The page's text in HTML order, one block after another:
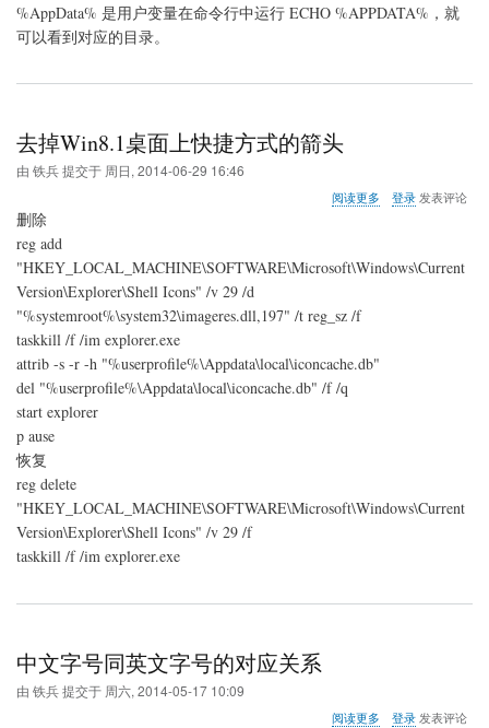
%AppData% 是用户变量在命令行中运行 ECHO %APPDATA%，就
可以看到对应的目录。
去掉Win8.1桌面上快捷方式的箭头
由 铁兵提交于 周日, 2014-06-29 16:46
阅读更多
Win8.1
登录发表评论
删除
reg add
"HKEY_LOCAL_MACHINE\SOFTWARE\Microsoft\Windows\Current
Version\Explorer\Shell Icons" /v 29 /d
"%systemroot%\system32\imageres.dll,197" /t reg_sz /f
taskkill /f /im explorer.exe
attrib -s -r -h "%userprofile%\Appdata\local\iconcache.db"
del "%userprofile%\Appdata\local\iconcache.db" /f /q
start explorer
p ause
恢复
reg delete
"HKEY_LOCAL_MACHINE\SOFTWARE\Microsoft\Windows\Current
Version\Explorer\Shell Icons" /v 29 /f
taskkill /f /im explorer.exe
中文字号同英文字号的对应关系
由 铁兵提交于 周六, 2014-05-17 10:09
阅读更多 登录发表评论